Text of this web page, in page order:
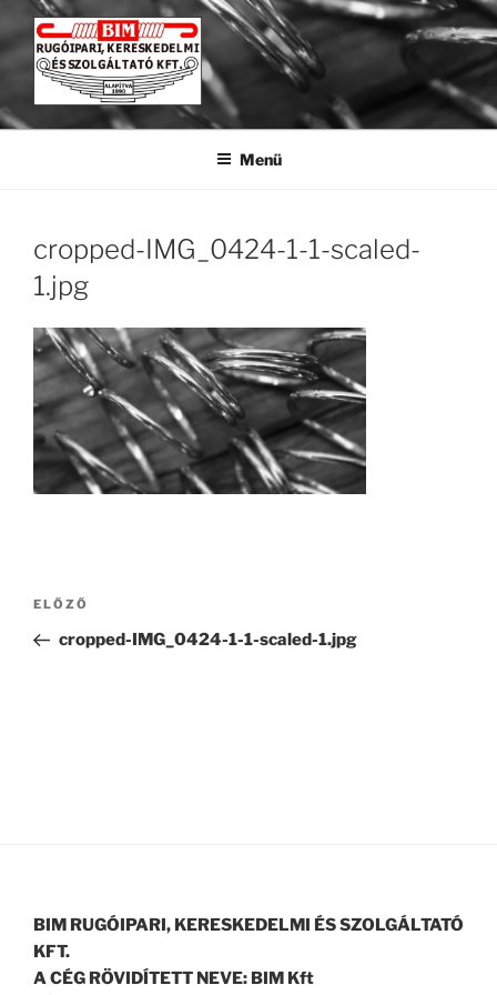
Tartalomhoz
BIM KFT
Rugógyártás a legkisebbtől a legnagyobbig.
Menü
cropped-IMG_0424-1-1-scaled-
1.jpg
Bejegyzés
Korábbi
bejegyzés
ELŐZŐ
cropped-IMG_0424-1-1-scaled-1.jpg
BIM RUGÓIPARI, KERESKEDELMI ÉS SZOLGÁLTATÓ
KFT.
A CÉG RÖVIDÍTETT NEVE: BIM Kft